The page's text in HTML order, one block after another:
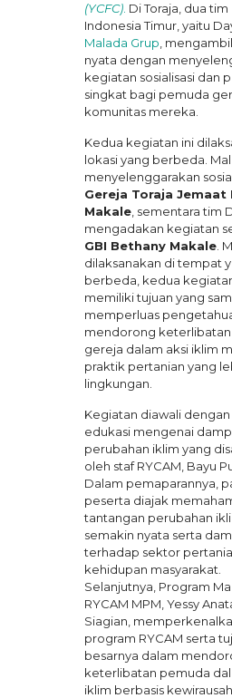
(YCFC) Di Toraja, dua
Indonesia Timur, yaitu
Malada Grup ,
nyata dengan
kegiatan sosialisasi dan
singkat bagi pemuda
komunitas mereka.
Kedua kegiatan ini
lokasi yang berbeda.
menyelenggarakan
Gereja Toraja Jemaat
Makale , sementara tim
mengadakan kegiatan
GBI Bethany Makale .
dilaksanakan di tempat
berbeda, kedua
memiliki tujuan yang
memperluas
mendorong
gereja dalam aksi iklim
praktik pertanian yang
lingkungan.
Kegiatan diawali dengan
edukasi mengenai
perubahan iklim yang
oleh staf RYCAM, Bayu
Dalam pemaparannya,
peserta diajak
tantangan perubahan
semakin nyata serta
terhadap sektor
kehidupan masyarakat.
Selanjutnya, Program
RYCAM MPM, Yessy
Siagian,
program RYCAM serta
besarnya dalam
keterlibatan pemuda
iklim berbasis